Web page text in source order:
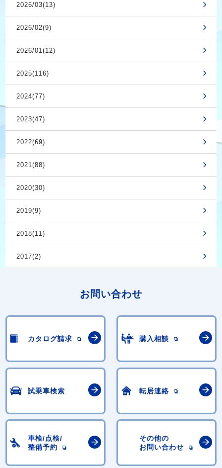
2026/03(13)
2026/02(9)
2026/01(12)
2025(116)
2024(77)
2023(47)
2022(69)
2021(88)
2020(30)
2019(9)
2018(11)
2017(2)
お問い合わせ
カタログ請求 購入相談
試乗車検索 転居連絡
車検/点検/
整備予約
その他の
お問い合わせ